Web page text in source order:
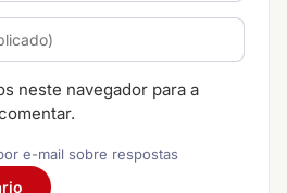
neste navegador para a
e-mail sobre respostas